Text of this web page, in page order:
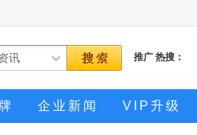
推广 热搜：
企业新闻 VIP升级